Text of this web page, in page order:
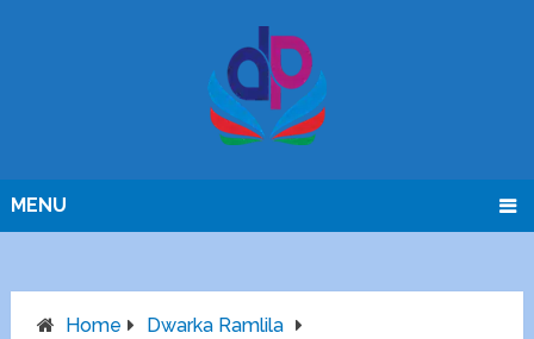
MENU
Home
Dwarka Ramlila